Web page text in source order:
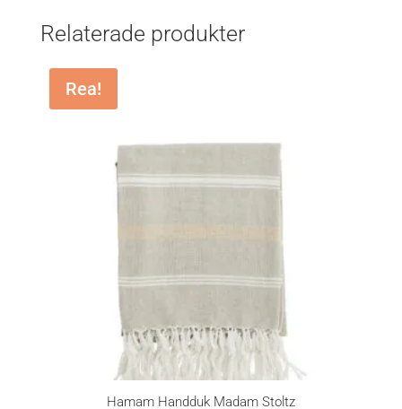
Relaterade produkter
Rea!
Hamam Handduk Madam Stoltz